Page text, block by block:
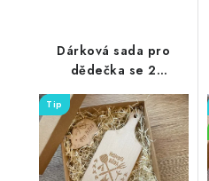
Dárková sada pro
dědečka se 2
masovkami, prkénkem
a dekorací
Tip